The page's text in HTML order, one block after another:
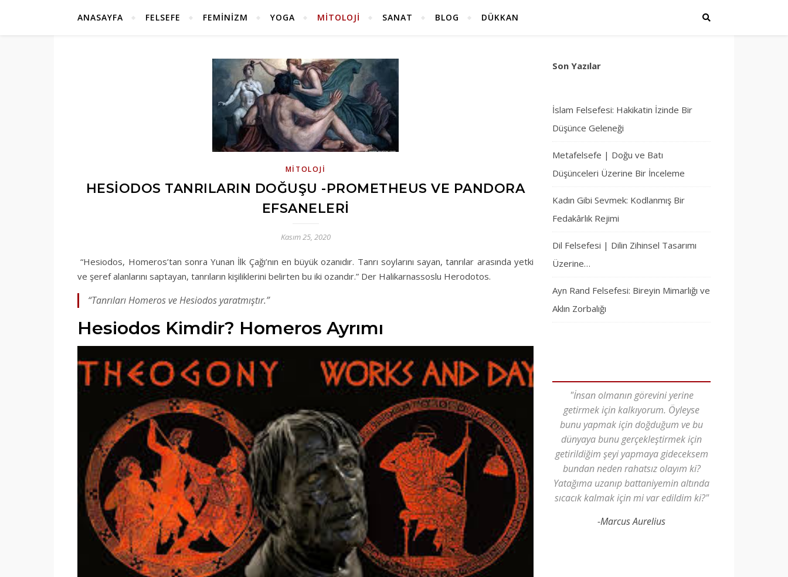
ANASAYFA FELSEFE FEMINIZM YOGA MITOLOJI SANAT BLOG DÜKKAN
MITOLOJI
HESIODOS TANRILARIN DOĞUŞU -PROMETHEUS VE PANDORA
EFSANELERI
Kasım 25, 2020
“Hesiodos, Homeros’tan sonra Yunan İlk Çağı’nın en büyük ozanıdır. Tanrı soylarını sayan, tanrılar arasında yetki
ve şeref alanlarını saptayan, tanrıların kişiliklerini belirten bu iki ozandır.” Der Halikarnassoslu Herodotos.
“Tanrıları Homeros ve Hesiodos yaratmıştır.”
Hesiodos Kimdir? Homeros Ayrımı
Son Yazılar
İslam Felsefesi: Hakikatin İzinde Bir
Düşünce Geleneği
Metafelsefe | Doğu ve Batı
Düşünceleri Üzerine Bir İnceleme
Kadın Gibi Sevmek: Kodlanmış Bir
Fedakârlık Rejimi
Dil Felsefesi | Dilin Zihinsel Tasarımı
Üzerine…
Ayn Rand Felsefesi: Bireyin Mimarlığı ve
Aklın Zorbalığı
"İnsan olmanın görevini yerine
getirmek için kalkıyorum. Öyleyse
bunu yapmak için doğduğum ve bu
dünyaya bunu gerçekleştirmek için
getirildiğim şeyi yapmaya gideceksem
bundan neden rahatsız olayım ki?
Yatağıma uzanıp battaniyemin altında
sıcacık kalmak için mi var edildim ki?"
-Marcus Aurelius